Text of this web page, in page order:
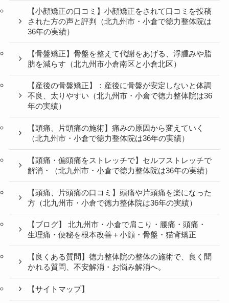
【小顔矯正の口コミ】小顔矯正をされて口コミを投稿
された方の声と評判（北九州市・小倉で徳力整体院は
36年の実績）
【骨盤矯正】骨盤を整えて代謝をあげる、浮腫みや脂
肪を減らす（北九州市小倉南区と小倉北区）
【産後の骨盤矯正】：産後に骨盤が安定しないと体調
不良、太りやすい（北九州市・小倉で徳力整体院は36
年の実績）
【頭痛、片頭痛の施術】痛みの原因から変えていく
（北九州市・小倉で徳力整体院は36年の実績）
【頭痛・偏頭痛をストレッチで】セルフストレッチで
解消・（北九州市・小倉で徳力整体院は36年の実績）
【頭痛、片頭痛の口コミ】頭痛や片頭痛を楽になった
方（北九州市・小倉で徳力整体院は36年の実績）
【ブログ】 北九州市・小倉で肩こり・腰痛・頭痛・
生理痛・便秘を根本改善＋小顔・骨盤・猫背矯正
【良くある質問】徳力整体院の整体の施術で、良く聞
かれる質問、不安解消・お悩み解消へ。
【サイトマップ】